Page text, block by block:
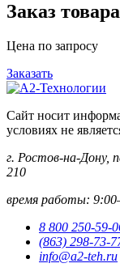
Заказ товара
Цена по запросу
Заказать
Сайт носит
условиях не
г. Ростов-на-Дону,
210
время работы:
8 800 250-59-
(863) 298-73-
info@a2-teh.ru